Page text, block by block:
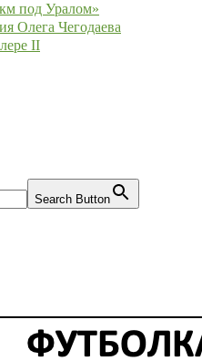
под Уралом»
Олега Чегодаева
II
Search Button